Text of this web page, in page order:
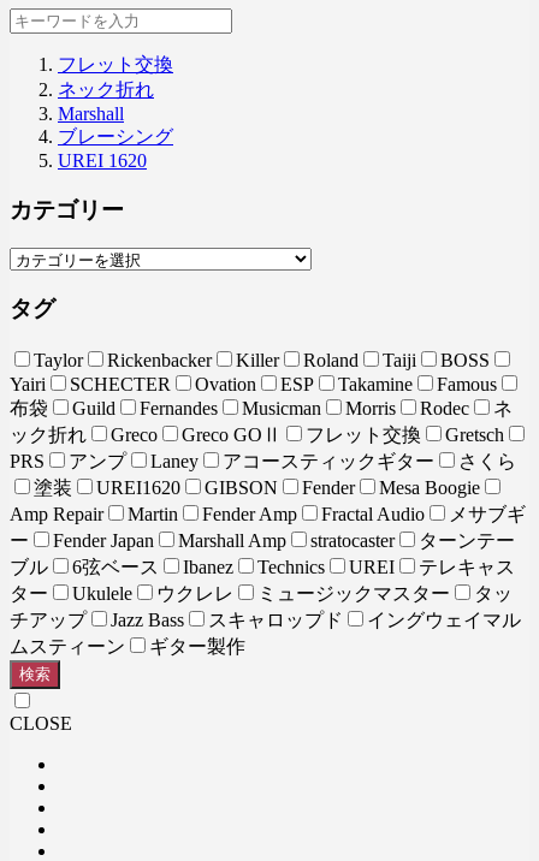
フレット交換
ネック折れ
Marshall
ブレーシング
UREI 1620
カテゴリー
タグ
Taylor Rickenbacker Killer Roland Taiji
BOSS
Yairi
SCHECTER Ovation ESP Takamine
Famous
布袋
Guild Fernandes Musicman Morris Rodec
ネ
ック折れ
Greco Greco GOⅡ フレット交換
Gretsch
PRS
アンプ Laney アコースティックギター
さくら
塗装
UREI1620 GIBSON Fender
Mesa Boogie
Amp Repair
Martin Fender Amp Fractal Audio
メサブギ
ー
Fender Japan Marshall Amp stratocaster
ターンテー
ブル
6弦ベース Ibanez Technics UREI
テレキャス
ター
Ukulele ウクレレ ミュージックマスター
タッ
チアップ
Jazz Bass スキャロップド
イングウェイマル
ムスティーン
ギター製作
検索
CLOSE